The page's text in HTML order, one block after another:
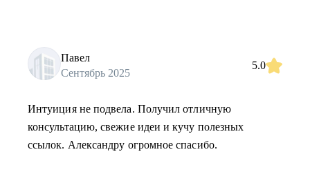
Павел
Сентябрь 2025
5.0
Интуиция не подвела. Получил отличную
консультацию, свежие идеи и кучу полезных
ссылок. Александру огромное спасибо.